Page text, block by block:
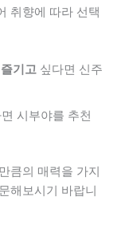
취향에 따라 선택
기고 싶다면 신주
시부야를 추천
큼의 매력을 가지
해보시기 바랍니